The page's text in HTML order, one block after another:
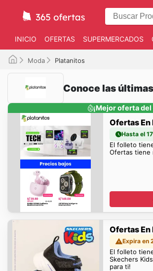
INICIO OFERTAS SUPERMERCADOS
Moda Platanitos
Conoce las
¡Mejor oferta del
Ofertas
Hasta el
El folleto
Ofertas tiene
Ofertas
Expira en
El folleto
Skechers
para ti!